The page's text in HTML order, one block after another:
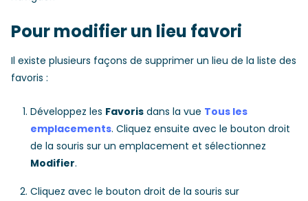
Pour modifier un lieu favori
Il existe plusieurs façons de supprimer un lieu de la liste des
favoris :
Développez les Favoris dans la vue Tous les
emplacements. Cliquez ensuite avec le bouton droit
de la souris sur un emplacement et sélectionnez
Modifier.
Cliquez avec le bouton droit de la souris sur